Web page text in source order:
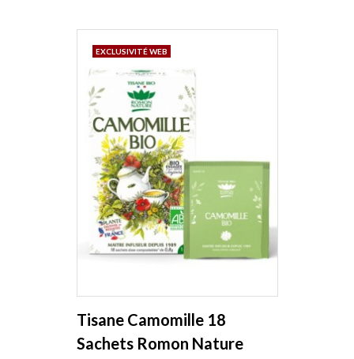
Tisane Camomille 18
Sachets Romon Nature
EXCLUSIVITÉ WEB